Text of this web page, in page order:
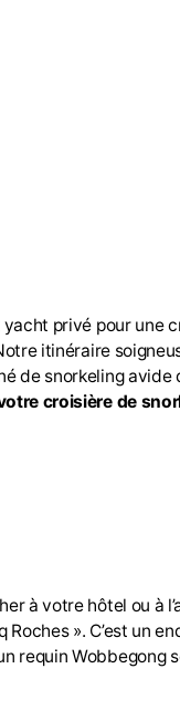
yacht privé pour
itinéraire
de snorkeling
croisière de
à votre hôtel ou à
Roches ». C’est un
requin Wobbegong